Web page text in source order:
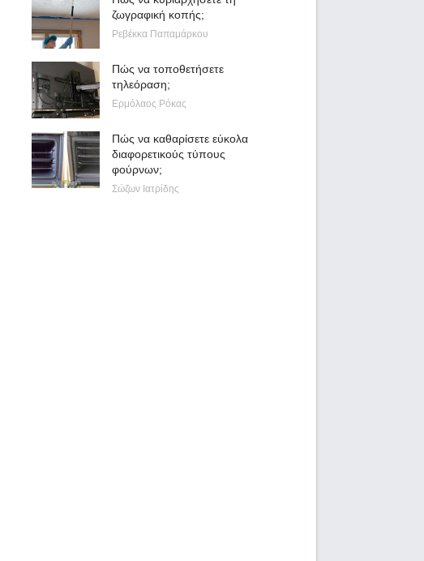
ζωγραφική κοπής;
Ρεβέκκα Παπαμάρκου
Πώς να τοποθετήσετε
τηλεόραση;
Ερμόλαος Ρόκας
Πώς να καθαρίσετε εύκολα
διαφορετικούς τύπους
φούρνων;
Σώζων Ιατρίδης